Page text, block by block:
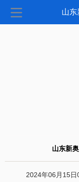
山东
山东新
2024年06月15